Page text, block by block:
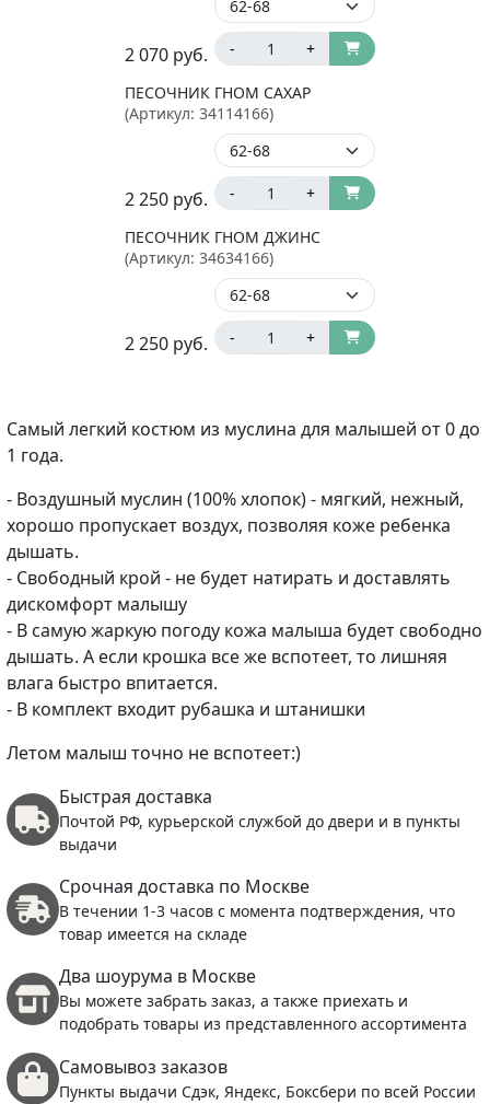
2 070 руб. - +
ПЕСОЧНИК ГНОМ САХАР
(Артикул: 34114166)
2 250 руб. - +
ПЕСОЧНИК ГНОМ ДЖИНС
(Артикул: 34634166)
2 250 руб. - +
Самый легкий костюм из муслина для малышей от 0 до
1 года.
- Воздушный муслин (100% хлопок) - мягкий, нежный,
хорошо пропускает воздух, позволяя коже ребенка
дышать.
- Свободный крой - не будет натирать и доставлять
дискомфорт малышу
- В самую жаркую погоду кожа малыша будет свободно
дышать. А если крошка все же вспотеет, то лишняя
влага быстро впитается.
- В комплект входит рубашка и штанишки
Летом малыш точно не вспотеет:)
Быстрая доставка
Почтой РФ, курьерской службой до двери и в пункты
выдачи
Срочная доставка по Москве
В течении 1-3 часов с момента подтверждения, что
товар имеется на складе
Два шоурума в Москве
Вы можете забрать заказ, а также приехать и
подобрать товары из представленного ассортимента
Самовывоз заказов
Пункты выдачи Сдэк, Яндекс, Боксбери по всей России